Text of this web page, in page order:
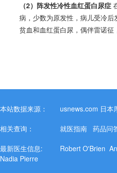
（2）阵发性冷性血红蛋白尿症
病，少数为原发性，病儿受冷
贫血和血红蛋白尿，偶伴雷诺
本站数据来源： usnews.com 日本
相关查询： 就医指南 药品问
最新医生信息: Robert O'Brien
Nadia Pierre